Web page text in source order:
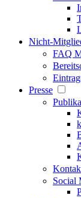
Nicht-
FAQ
Presse
Social